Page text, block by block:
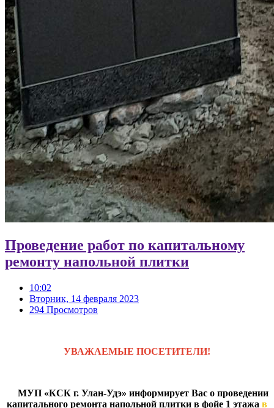
Проведение работ по капитальному
ремонту напольной плитки
10:02
Вторник, 14 февраля 2023
294 Просмотров
УВАЖАЕМЫЕ ПОСЕТИТЕЛИ!
МУП «КСК г. Улан-Удэ» информирует Вас о проведении
капитального ремонта напольной плитки в фойе 1 этажа в